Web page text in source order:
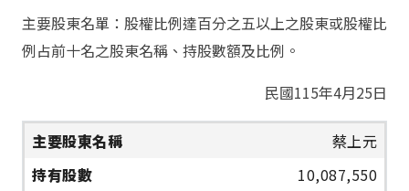
主要股東名單：股權比例達百分之五以上之股東或股權比
例占前十名之股東名稱、持股數額及比例。
民國115年4月25日
蔡上元
10,087,550